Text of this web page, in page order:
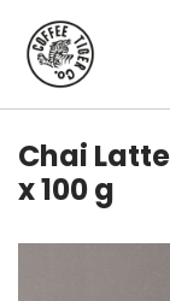
Chai
x 100 g